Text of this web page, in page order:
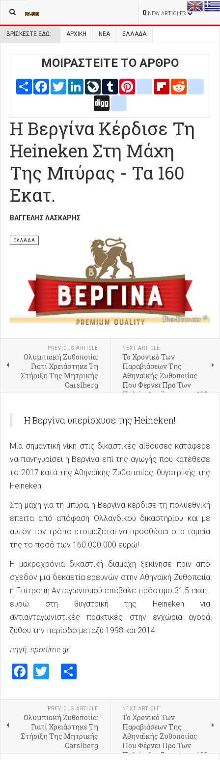
0 NEW ARTICLES
ΒΡΊΣΚΕΣΤΕ ΕΔΏ: ΑΡΧΙΚΉ ΝΕΑ ΕΛΛΑΔΑ
ΜΟΙΡΑΣΤΕΙΤΕ ΤΟ ΑΡΘΡΟ
Share FacebookTwitterLinkedInLiveJournal
Tumblr Pinterestblogger_post
Flipboard
Η Βεργίνα Κέρδισε Τη
Heineken Στη Μάχη
Της Μπύρας - Τα 160
Εκατ.
ΒΑΓΓΈΛΗΣ ΛΆΣΚΑΡΗΣ
ΕΛΛΑΔΑ
PREVIOUS ARTICLE
Ολυμπιακή Ζυθοποιία:
Γιατί Χρειάστηκε Τη
Στήριξη Της Μητρικής
Carslberg
NEXT ARTICLE
Το Χρονικό Των
Παραβιάσεων Της
Αθηναϊκής Ζυθοποιίας
Που Φέρνει Προ Των
Πυλών Αποζημιώσεις 160
Η Βεργίνα υπερίσχυσε της Heineken!
Μια σημαντική νίκη στις δικαστικές αίθουσες κατάφερε
να πανηγυρίσει η Βεργίνα επί της αγωγής που κατέθεσε
το 2017 κατά της Αθηναϊκής Ζυθοποιίας, θυγατρικής της
Heineken.
Στη μάχη για τη μπύρα, η Βεργίνα κέρδισε τη πολυεθνική
έπειτα από απόφαση Ολλανδικού δικαστηρίου και με
αυτόν τον τρόπο ετοιμάζεται να προσθέσει στα ταμεία
της το ποσό των 160.000.000 ευρώ!
Η μακροχρόνια δικαστική διαμάχη ξεκίνησε πριν από
σχεδόν μια δεκαετία ερευνών στην Αθηναϊκή Ζυθοποιία
η Επιτροπή Ανταγωνισμού επέβαλε πρόστιμο 31,5 εκατ.
ευρώ στη θυγατρική της Heineken για
αντιανταγωνιστικές πρακτικές στην εγχώρια αγορά
ζύθου την περίοδο μεταξύ 1998 και 2014.
πηγή: sportime.gr
Facebook
Twitter
PREVIOUS ARTICLE
Ολυμπιακή Ζυθοποιία:
Γιατί Χρειάστηκε Τη
Στήριξη Της Μητρικής
Carslberg
NEXT ARTICLE
Το Χρονικό Των
Παραβιάσεων Της
Αθηναϊκής Ζυθοποιίας
Που Φέρνει Προ Των
Πυλών Αποζημιώσεις 160